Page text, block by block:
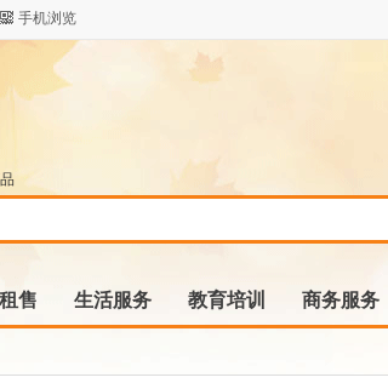
手机浏览
售 生活服务 教育培训 商务服务